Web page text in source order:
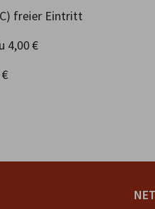
freier Eintritt
4,00 €